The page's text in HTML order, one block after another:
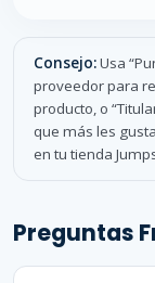
Consejo:Usa
proveedor para
producto, o
que más les
en tu tienda
Preguntas